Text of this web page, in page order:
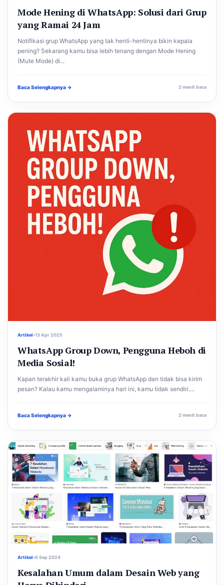
Mode Hening di WhatsApp: Solusi dari Grup
yang Ramai 24 Jam
Notifikasi grup WhatsApp yang tak henti-hentinya bikin kepala
pening? Sekarang kamu bisa lebih tenang dengan Mode Hening
(Mute Mode) di...
Baca Selengkapnya → 2 menit baca
Artikel•13 Apr 2025
WhatsApp Group Down, Pengguna Heboh di
Media Sosial!
Kapan terakhir kali kamu buka grup WhatsApp dan tidak bisa kirim
pesan? Kalau kamu mengalaminya hari ini, kamu tidak sendiri....
Baca Selengkapnya → 2 menit baca
Artikel•6 Sep 2024
Kesalahan Umum dalam Desain Web yang